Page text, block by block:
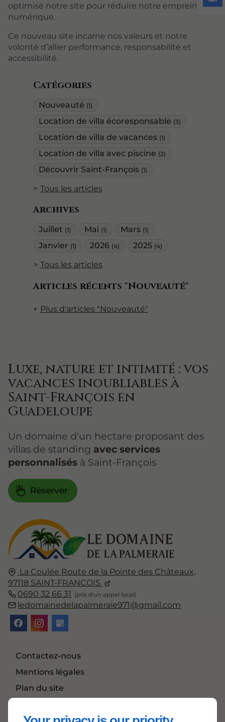
Catégories
Nouveauté (1)
Location de villa écoresponsable (3)
Location de villa de vacances (1)
Location de villa avec piscine (2)
Découvrir Saint-François (1)
Tous les articles
Archives
Juillet (1) Mai (1) Mars (1)
Janvier (1) 2026 (4) 2025 (4)
Tous les articles
Articles récents "Nouveauté"
Plus d'articles "Nouveauté"
optimisé notre site pour réduire notre empreinte
numérique.
Ce nouveau site incarne nos valeurs et notre
volonté d’allier performance, responsabilité et
accessibilité.
La Coulée Route de la Pointe des Châteaux,
97118 SAINT-FRANCOIS
0690 32 66 31
ledomainedelapalmeraie971@gmail.com
Contactez-nous
Mentions légales
Plan du site
Luxe, nature et intimité : vos
vacances inoubliables à
Saint-François en
Guadeloupe
Un domaine d'un hectare proposant des
villas de standing avec services
personnalisés à Saint-François
Réserver